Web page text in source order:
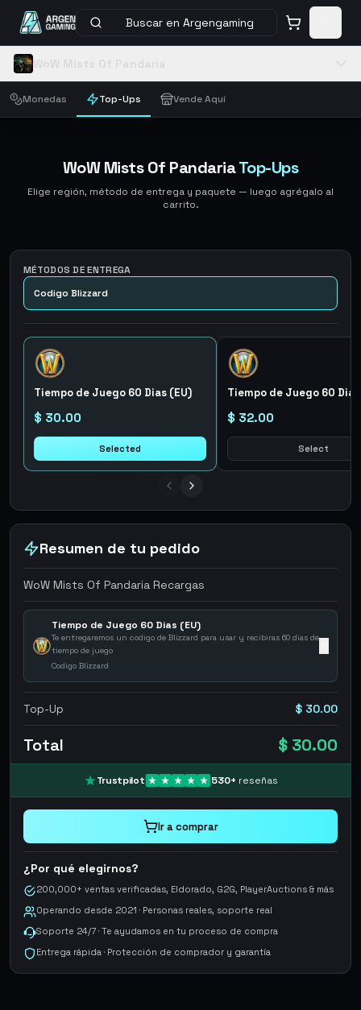
Buscar en Argengaming
Monedas Top-Ups Vende Aquí
WoW Mists Of PandariaTop-Ups
Elige región, método de entrega y paquete — luego agrégalo al
carrito.
MÉTODOS DE ENTREGA
Codigo Blizzard
Tiempo de Juego 60 Dias (EU)
$ 30.00
Selected
Tiempo de Juego 60
$ 32.00
Select
Resumen de tu pedido
WoW Mists Of Pandaria Recargas
Tiempo de Juego 60 Dias (EU)
Te entregaremos un codigo de Blizzard para usar y recibiras 60 dias de
tiempo de juego
Codigo Blizzard
Top-Up $ 30.00
Total $ 30.00
Trustpilot 530+ reseñas
Ir a comprar
¿Por qué elegirnos?
200,000+ ventas verificadas, Eldorado, G2G, PlayerAuctions & más
Operando desde 2021 · Personas reales, soporte real
Soporte 24/7 · Te ayudamos en tu proceso de compra
Entrega rápida · Protección de comprador y garantía